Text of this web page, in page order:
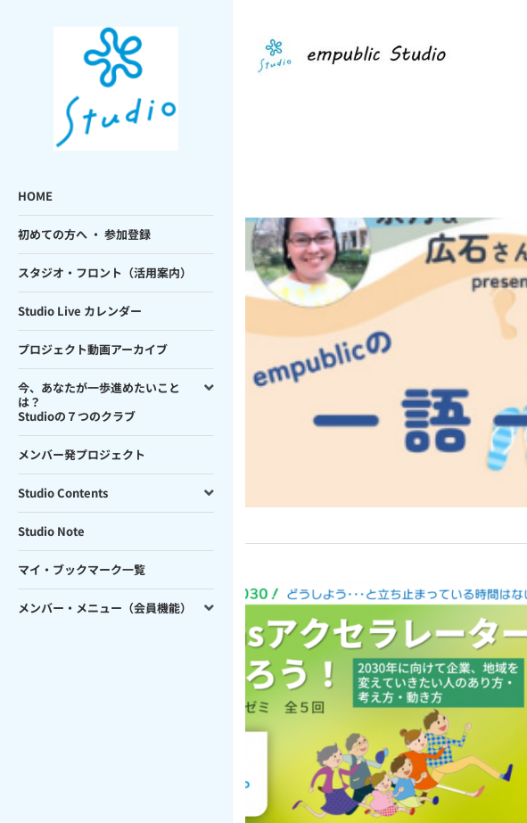
HOME
初めての方へ ・ 参加登録
スタジオ・フロント（活用案内）
Studio Live カレンダー
プロジェクト動画アーカイブ
今、あなたが一歩進めたいこと
は？
Studioの７つのクラブ
メンバー発プロジェクト
Studio Contents
Studio Note
マイ・ブックマーク一覧
メンバー・メニュー（会員機能）